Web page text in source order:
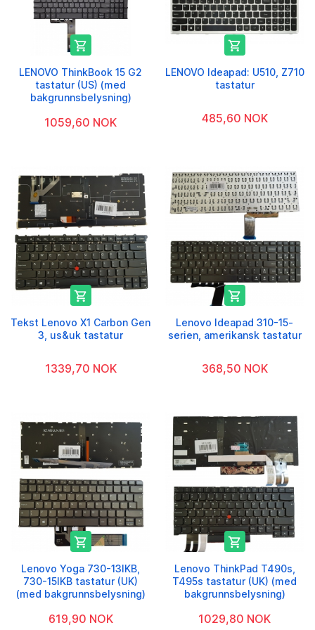

LENOVO ThinkBook 15 G2
tastatur (US) (med
bakgrunnsbelysning)
1059,60 NOK

LENOVO Ideapad: U510, Z710
tastatur
485,60 NOK

Tekst Lenovo X1 Carbon Gen
3, us&uk tastatur
1339,70 NOK

Lenovo Ideapad 310-15-
serien, amerikansk tastatur
368,50 NOK

Lenovo Yoga 730-13IKB,
730-15IKB tastatur (UK)
(med bakgrunnsbelysning)
619,90 NOK

Lenovo ThinkPad T490s,
T495s tastatur (UK) (med
bakgrunnsbelysning)
1029,80 NOK